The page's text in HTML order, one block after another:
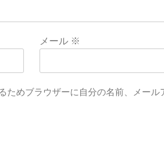
メール ※
ためブラウザーに自分の名前、メール